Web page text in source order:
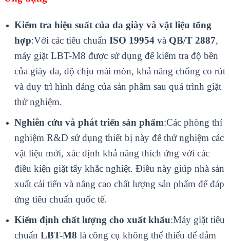
Kiểm tra hiệu suất của da giày và vật liệu tổng
hợp:Với các tiêu chuẩn ISO 19954 và QB/T 2887,
máy giặt LBT-M8 được sử dụng để kiểm tra độ bền
của giày da, độ chịu mài mòn, khả năng chống co rút
và duy trì hình dáng của sản phẩm sau quá trình giặt
thử nghiệm.
Nghiên cứu và phát triển sản phẩm:Các phòng thí
nghiệm R&D sử dụng thiết bị này để thử nghiệm các
vật liệu mới, xác định khả năng thích ứng với các
điều kiện giặt tẩy khắc nghiệt. Điều này giúp nhà sản
xuất cải tiến và nâng cao chất lượng sản phẩm để đáp
ứng tiêu chuẩn quốc tế.
Kiểm định chất lượng cho xuất khẩu:Máy giặt tiêu
chuẩn LBT-M8 là công cụ không thể thiếu để đảm